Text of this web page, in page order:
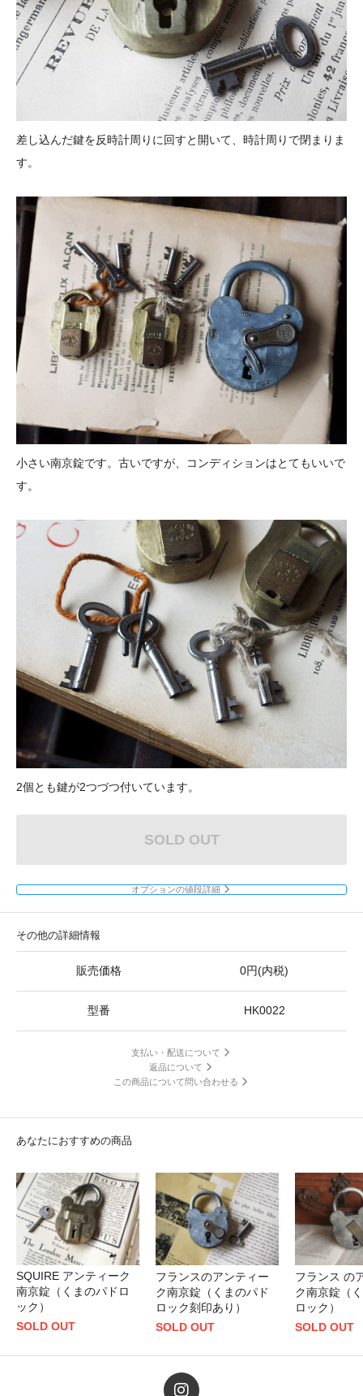
差し込んだ鍵を反時計周りに回すと開いて、時計周りで閉まりま
す。
小さい南京錠です。古いですが、コンディションはとてもいいで
す。
2個とも鍵が2つづつ付いています。
SOLD OUT
オプションの値段詳細
その他の詳細情報
販売価格 0円(内税)
型番 HK0022
支払い・配送について
返品について
この商品について問い合わせる
あなたにおすすめの商品
SQUIRE アンティーク
南京錠（くまのパドロ
ック）
SOLD OUT
フランスのアンティー
ク南京錠（くまのパド
ロック刻印あり）
SOLD OUT
フランス の
ク南京錠（
ロック）
SOLD OUT